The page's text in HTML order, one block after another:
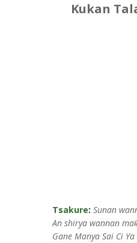
Kukan
Tsakure: Sunan
An shirya wannan maƙ
Gane Manya Sai Ci